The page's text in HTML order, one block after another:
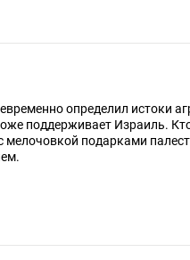
определил истоки
поддерживает Израиль.
мелочовкой подарками